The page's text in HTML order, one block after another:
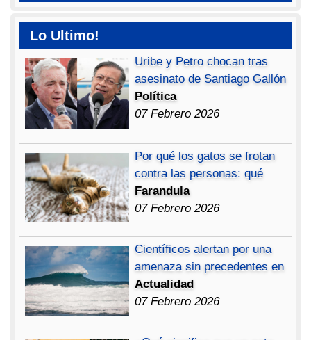
Lo Ultimo!
Uribe y Petro chocan tras
asesinato de Santiago Gallón
Política
07 Febrero 2026
Por qué los gatos se frotan
contra las personas: qué
Farandula
07 Febrero 2026
Científicos alertan por una
amenaza sin precedentes en
Actualidad
07 Febrero 2026